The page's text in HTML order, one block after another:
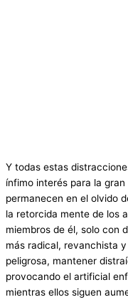
Y todas estas
ínfimo interés para la
permanecen en el olvido
la retorcida mente de los
miembros de él, solo con
más radical, revanchista
peligrosa, mantener
provocando el artificial
mientras ellos siguen